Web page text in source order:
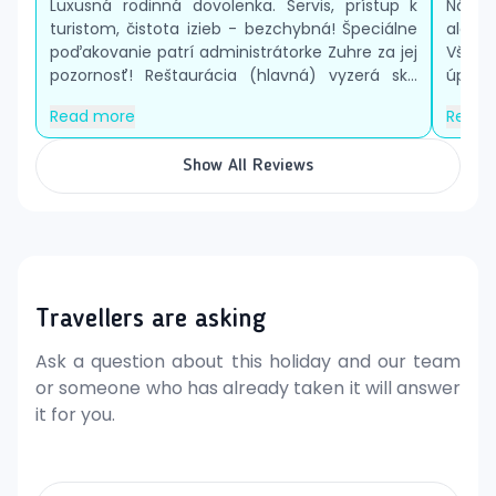
Dvojposteľová izba, Deluxe, výhľad na more:
výhľad na more
Suita, 1 spálňa:priestranná 90 m², oddelená
obývacia izba od spálne
Pri oboch typoch izieb Deluxe Grand nie je žiadna
prístelka. V prípade obsadenosti 2+1 zdieľa dieťa posteľ
s rodičmi. V suite s 1 spálňou je možná jedna prístelka.
366 izieb a suít
4 bary
2 tenisové kurty
1 tanečná sála
6 zasadacích miestností
Súkromná pláž
Luxusná rodinná dovolenka. Servis, prístup k
turistom, čistota izieb - bezchybná! Špeciálne
poďakovanie patrí administrátorke Zuhre za jej
pozornosť! Reštaurácia (hlavná) vyzerá sk...
Read more
ale
úplne
Read
Show All Reviews
Travellers are asking
Ask a question about this holiday and our team
or someone who has already taken it will answer
it for you.